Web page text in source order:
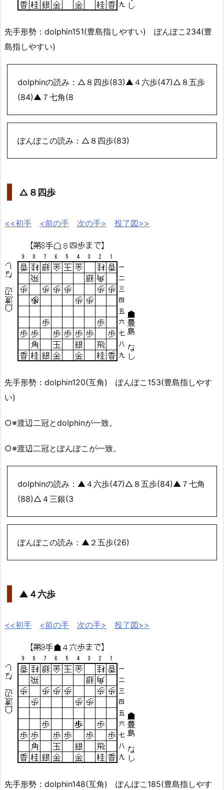
先手形勢：dolphin151(豊島指しやすい) ぽんぽこ234(豊
島指しやすい)
dolphinの読み：△８四歩(83)▲４六歩(47)△８五歩
(84)▲７七角(8
ぽんぽこの読み：△８四歩(83)
△８四歩
<<初手 <前の手 次の手> 投了図>>
先手形勢：dolphin120(互角) ぽんぽこ153(豊島指しやす
い)
○※渡辺二冠とdolphinが一致。
○※渡辺二冠とぽんぽこが一致。
dolphinの読み：▲４六歩(47)△８五歩(84)▲７七角
(88)△４三銀(3
ぽんぽこの読み：▲２五歩(26)
▲４六歩
<<初手 <前の手 次の手> 投了図>>
先手形勢：dolphin148(互角) ぽんぽこ185(豊島指しやす